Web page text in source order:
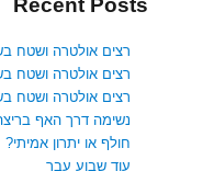
Recent Posts
רצים אולטרה ושטח בשבוע של 16
רצים אולטרה ושטח בשבוע של 9
רצים אולטרה ושטח בשבוע של 2
נשימה דרך האף
חולף או יתרון אמיתי?
עוד שבוע עבר